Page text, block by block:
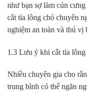
như bạn sợ làm cún
cắt tỉa lông chó chuyên
nghiệm an toàn và thú vị
1.3 Lưu ý khi cắt tỉa lông
Nhiều chuyên gia cho
trung bình có thể ngăn